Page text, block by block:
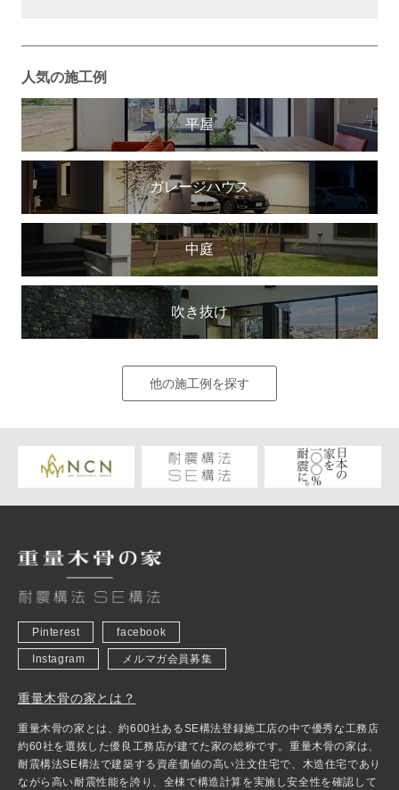
人気の施工例
平屋
ガレージハウス
中庭
吹き抜け
他の施工例を探す
Pinterest facebook
Instagram メルマガ会員募集
重量木骨の家とは？
重量木骨の家とは、約600社あるSE構法登録施工店の中で優秀な工務店
約60社を選抜した優良工務店が建てた家の総称です。重量木骨の家は、
耐震構法SE構法で建築する資産価値の高い注文住宅で、木造住宅であり
ながら高い耐震性能を誇り、全棟で構造計算を実施し安全性を確認して